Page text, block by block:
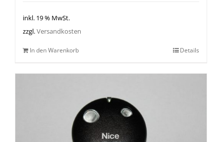
inkl. 19 % MwSt.
zzgl.Versandkosten
In den Warenkorb Details